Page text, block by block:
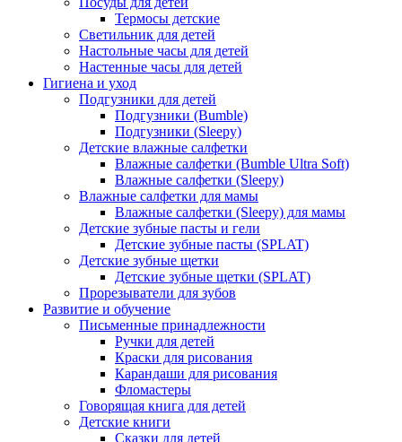
Термосы детские
Светильник для детей
Настольные часы для детей
Настенные часы для детей
Гигиена и уход
Подгузники для детей
Подгузники (Bumble)
Подгузники (Sleepy)
Детские влажные салфетки
Влажные салфетки (Bumble Ultra Soft)
Влажные салфетки (Sleepy)
Влажные салфетки для мамы
Влажные салфетки (Sleepy) для мамы
Детские зубные пасты и гели
Детские зубные пасты (SPLAT)
Детские зубные щетки
Детские зубные щетки (SPLAT)
Прорезыватели для зубов
Развитие и обучение
Письменные принадлежности
Ручки для детей
Краски для рисования
Карандаши для рисования
Фломастеры
Говорящая книга для детей
Детские книги
Сказки для детей